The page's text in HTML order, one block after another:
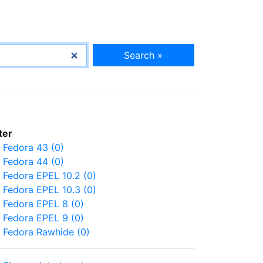
Search »
Fedora 43 (0)
Fedora 44 (0)
Fedora EPEL 10.2 (0)
Fedora EPEL 10.3 (0)
Fedora EPEL 8 (0)
Fedora EPEL 9 (0)
Fedora Rawhide (0)